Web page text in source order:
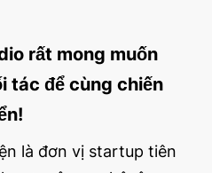
rất mong muốn
tác để cùng chiến
là đơn vị startup tiên